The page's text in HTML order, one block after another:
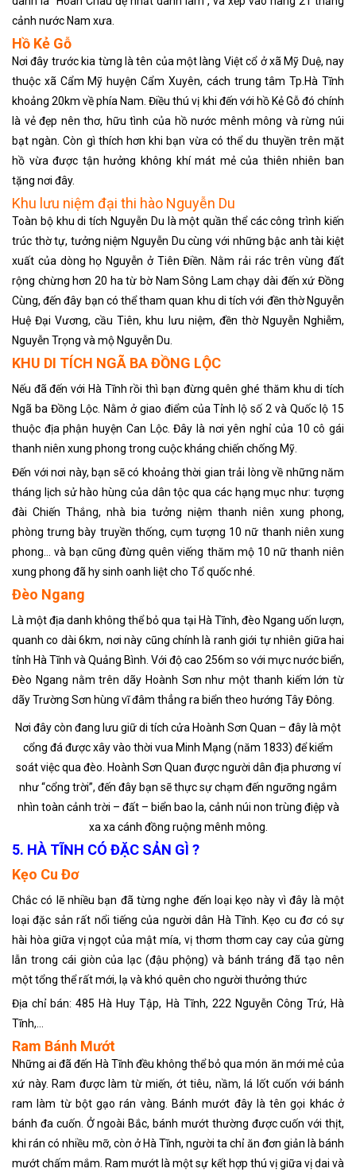
cảnh nước Nam xưa.
Hồ Kẻ Gỗ
Nơi đây trước kia từng là tên của một làng Việt cổ ở xã Mỹ Duệ, nay
thuộc xã Cẩm Mỹ huyện Cẩm Xuyên, cách trung tâm Tp.Hà Tĩnh
khoảng 20km về phía Nam. Điều thú vị khi đến với hồ Kẻ Gỗ đó chính
là vẻ đẹp nên thơ, hữu tình của hồ nước mênh mông và rừng núi
bạt ngàn. Còn gì thích hơn khi bạn vừa có thể du thuyền trên mặt
hồ vừa được tận hưởng không khí mát mẻ của thiên nhiên ban
tặng nơi đây.
Khu lưu niệm đại thi hào Nguyễn Du
Toàn bộ khu di tích Nguyễn Du là một quần thể các công trình kiến
trúc thờ tự, tưởng niệm Nguyễn Du cùng với những bậc anh tài kiệt
xuất của dòng họ Nguyễn ở Tiên Điền. Nằm rải rác trên vùng đất
rộng chừng hơn 20 ha từ bờ Nam Sông Lam chạy dài đến xứ Đồng
Cùng, đến đây bạn có thể tham quan khu di tích với đền thờ Nguyễn
Huệ Đại Vương, cầu Tiên, khu lưu niệm, đền thờ Nguyễn Nghiễm,
Nguyễn Trọng và mộ Nguyễn Du.
KHU DI TÍCH NGÃ BA ĐỒNG LỘC
Nếu đã đến với Hà Tĩnh rồi thì bạn đừng quên ghé thăm khu di tích
Ngã ba Đồng Lộc. Nằm ở giao điểm của Tỉnh lộ số 2 và Quốc lộ 15
thuộc địa phận huyện Can Lộc. Đây là nơi yên nghỉ của 10 cô gái
thanh niên xung phong trong cuộc kháng chiến chống Mỹ.
Đến với nơi này, bạn sẽ có khoảng thời gian trải lòng về những năm
tháng lịch sử hào hùng của dân tộc qua các hạng mục như: tượng
đài Chiến Thắng, nhà bia tưởng niệm thanh niên xung phong,
phòng trưng bày truyền thống, cụm tượng 10 nữ thanh niên xung
phong… và bạn cũng đừng quên viếng thăm mộ 10 nữ thanh niên
xung phong đã hy sinh oanh liệt cho Tổ quốc nhé.
Đèo Ngang
Là một địa danh không thể bỏ qua tại Hà Tĩnh, đèo Ngang uốn lượn,
quanh co dài 6km, nơi này cũng chính là ranh giới tự nhiên giữa hai
tỉnh Hà Tĩnh và Quảng Bình. Với độ cao 256m so với mực nước biển,
Đèo Ngang nằm trên dãy Hoành Sơn như một thanh kiếm lớn từ
dãy Trường Sơn hùng vĩ đâm thẳng ra biển theo hướng Tây Đông.
Nơi đây còn đang lưu giữ di tích cửa Hoành Sơn Quan – đây là một
cổng đá được xây vào thời vua Minh Mạng (năm 1833) để kiểm
soát việc qua đèo. Hoành Sơn Quan được người dân địa phương ví
như “cổng trời”, đến đây bạn sẽ thực sự chạm đến ngưỡng ngắm
nhìn toàn cảnh trời – đất – biển bao la, cảnh núi non trùng điệp và
xa xa cánh đồng ruộng mênh mông.
5. HÀ TĨNH CÓ ĐẶC SẢN GÌ ?
Kẹo Cu Đơ
Chắc có lẽ nhiều bạn đã từng nghe đến loại kẹo này vì đây là một
loại đặc sản rất nổi tiếng của người dân Hà Tĩnh. Kẹo cu đơ có sự
hài hòa giữa vị ngọt của mật mía, vị thơm thơm cay cay của gừng
lẫn trong cái giòn của lạc (đậu phộng) và bánh tráng đã tạo nên
một tổng thể rất mới, lạ và khó quên cho người thưởng thức
Địa chỉ bán: 485 Hà Huy Tập, Hà Tĩnh, 222 Nguyễn Công Trứ, Hà
Tĩnh,…
Ram Bánh Mướt
Những ai đã đến Hà Tĩnh đều không thể bỏ qua món ăn mới mẻ của
xứ này. Ram được làm từ miến, ớt tiêu, nầm, lá lốt cuốn với bánh
ram làm từ bột gạo rán vàng. Bánh mướt đây là tên gọi khác ở
bánh đa cuốn. Ở ngoài Bắc, bánh mướt thường được cuốn với thịt,
khi rán có nhiều mỡ, còn ở Hà Tĩnh, người ta chỉ ăn đơn giản là bánh
mướt chấm mắm. Ram mướt là một sự kết hợp thú vị giữa vị dai và